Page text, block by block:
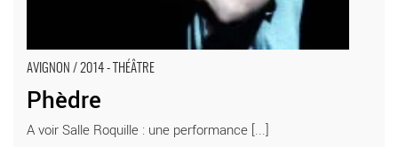
AVIGNON / 2014 - THÉÂTRE
Phèdre
A voir Salle Roquille : une performance [...]